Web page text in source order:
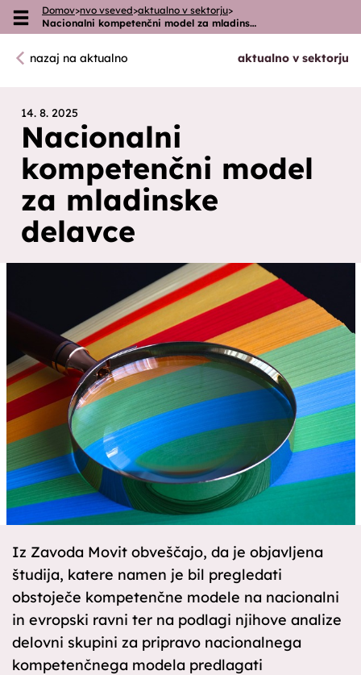
Skoči na vsebino
Domov>nvo vseved>aktualno v sektorju>
Nacionalni kompetenčni model za mladins…
nazaj na aktualno aktualno v sektorju
14. 8. 2025
Nacionalni
kompetenčni model
za mladinske
delavce
Iz Zavoda Movit obveščajo, da je objavljena
študija, katere namen je bil pregledati
obstoječe kompetenčne modele na nacionalni
in evropski ravni ter na podlagi njihove analize
delovni skupini za pripravo nacionalnega
kompetenčnega modela predlagati